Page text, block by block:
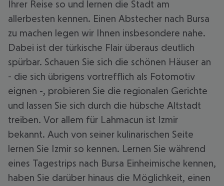
Ihrer Reise so und lernen die Stadt am
allerbesten kennen. Einen Abstecher nach Bursa
zu machen legen wir Ihnen insbesondere nahe.
Dabei ist der türkische Flair überaus deutlich
spürbar. Schauen Sie sich die schönen Häuser an
- die sich übrigens vortrefflich als Fotomotiv
eignen -, probieren Sie die regionalen Gerichte
und lassen Sie sich durch die hübsche Altstadt
treiben. Vor allem für Lahmacun ist Izmir
bekannt. Auch von seiner kulinarischen Seite
lernen Sie Izmir so kennen. Lernen Sie während
eines Tagestrips nach Bursa Einheimische kennen,
haben Sie darüber hinaus die Möglichkeit, einen